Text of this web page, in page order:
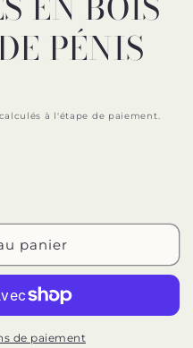
PÉNIS
calculés à l'étape de paiement.
panier
de paiement